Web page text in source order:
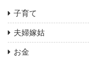
子育て
夫婦嫁姑
お金